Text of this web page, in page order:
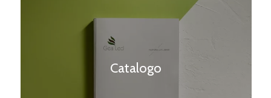
Catalogo